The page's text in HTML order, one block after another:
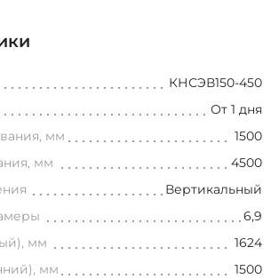
КНСЭВ150-450
От 1 дня
мм
1500
мм
4500
Вертикальный
6,9
мм
1624
мм
1500